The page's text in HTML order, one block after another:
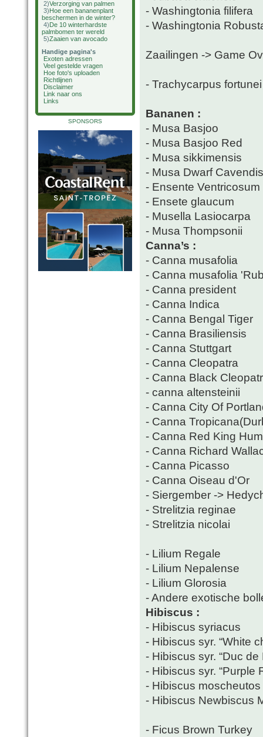
2)Verzorging van palmen
3)Hoe een bananenplant
beschermen in de winter?
4)De 10 winterhardste
palmbomen ter wereld
5)Zaaien van avocado
Handige pagina's
Exoten adressen
Veel gestelde vragen
Hoe foto's uploaden
Richtlijnen
Disclaimer
Link naar ons
Links
SPONSORS
- Washingtonia filifera
- Washingtonia
Zaailingen -> Game
- Trachycarpus
Bananen :
- Musa Basjoo
- Musa Basjoo Red
- Musa sikkimensis
- Musa Dwarf
- Ensente Ventricosum
- Ensete glaucum
- Musella Lasiocarpa
- Musa Thompsonii
Canna’s :
- Canna musafolia
- Canna musafolia
- Canna president
- Canna Indica
- Canna Bengal Tiger
- Canna Brasiliensis
- Canna Stuttgart
- Canna Cleopatra
- Canna Black
- canna altensteinii
- Canna City Of
- Canna
- Canna Red King
- Canna Richard
- Canna Picasso
- Canna Oiseau d'Or
- Siergember ->
- Strelitzia reginae
- Strelitzia nicolai
- Lilium Regale
- Lilium Nepalense
- Lilium Glorosia
- Andere exotische
Hibiscus :
- Hibiscus syriacus
- Hibiscus syr. “White
- Hibiscus syr. “Duc de
- Hibiscus syr. “Purple
- Hibiscus
- Hibiscus Newbiscus
- Ficus Brown Turkey